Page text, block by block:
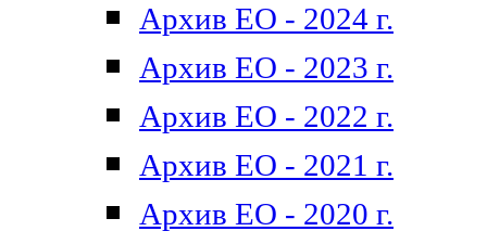
Архив ЕО - 2024 г.
Архив ЕО - 2023 г.
Архив ЕО - 2022 г.
Архив ЕО - 2021 г.
Архив ЕО - 2020 г.